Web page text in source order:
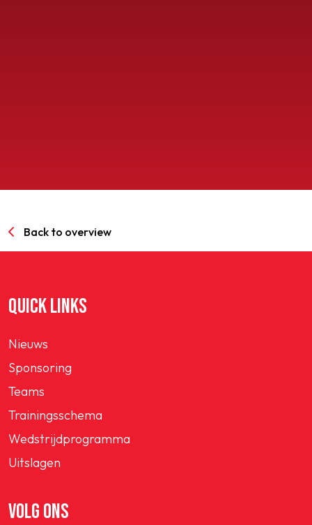
Back to overview
QUICK LINKS
Nieuws
Sponsoring
Teams
Trainingsschema
Wedstrijdprogramma
Uitslagen
VOLG ONS